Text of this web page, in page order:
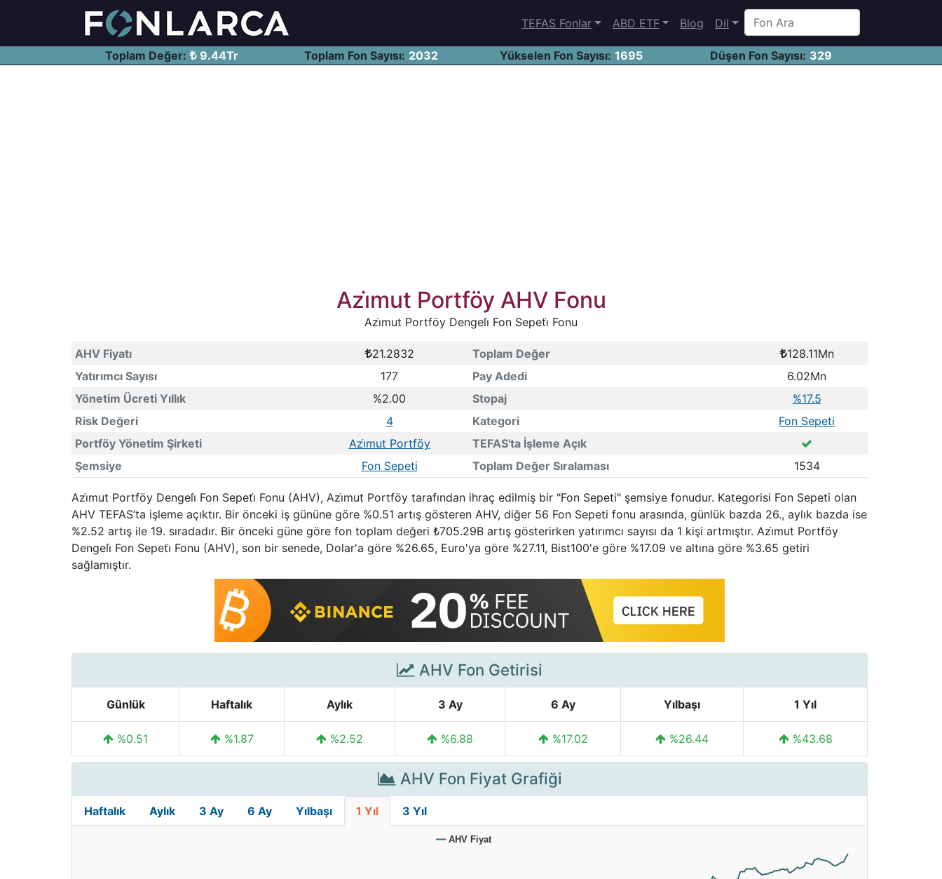
TEFAS Fonlar ABD ETF Blog Dil
Toplam Değer: 9.44Tr Toplam Fon Sayısı: 2032 Yükselen Fon Sayısı: 1695 Düşen Fon Sayısı: 329
Azi̇mut Portföy AHV Fonu
Azi̇mut Portföy Dengeli̇ Fon Sepeti̇ Fonu
AHV Fiyatı 21.2832 Toplam Değer
128.11Mn
Yatırımcı Sayısı
177 Pay Adedi
6.02Mn
Yönetim Ücreti Yıllık
%2.00 Stopaj
%17.5
Risk Değeri
4 Kategori
Fon Sepeti
Portföy Yönetim Şirketi
Azi̇mut Portföy
TEFAS'ta İşleme Açık
Şemsiye
Fon Sepeti Toplam Değer Sıralaması 1534
Azi̇mut Portföy Dengeli̇ Fon Sepeti̇ Fonu (AHV), Azi̇mut Portföy tarafından ihraç edilmiş bir "Fon Sepeti" şemsiye fonudur. Kategorisi Fon Sepeti olan
AHV TEFAS’ta işleme açıktır. Bir önceki iş gününe göre %0.51 artış gösteren AHV, diğer 56 Fon Sepeti fonu arasında, günlük bazda 26., aylık bazda ise
%2.52 artış ile 19. sıradadır. Bir önceki güne göre fon toplam değeri ₺705.29B artış gösterirken yatırımcı sayısı da 1 kişi artmıştır. Azi̇mut Portföy
Dengeli̇ Fon Sepeti̇ Fonu (AHV), son bir senede, Dolar'a göre %26.65, Euro'ya göre %27.11, Bist100'e göre %17.09 ve altına göre %3.65 getiri
sağlamıştır.
AHV Fon Getirisi
Günlük Haftalık Aylık 3 Ay 6 Ay Yılbaşı 1 Yıl
%0.51 %1.87 %2.52 %6.88 %17.02 %26.44 %43.68
AHV Fon Fiyat Grafiği
Haftalık Aylık 3 Ay 6 Ay Yılbaşı 1 Yıl 3 Yıl